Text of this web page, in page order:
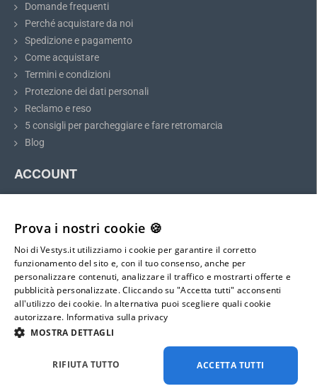
Consiglio:
Prima dell'acquisto, si prega di misurare le dimensioni
della luce della targa e confrontarle con il modello scelto.
Telecamera di retromarcia per Kia Cerato e
La telecamera di retromarcia per Kia Cerato e Ceed
perfettamente nello spazio della luce della targa. L'installazione è
l'installazione, la telecamera fungerà anche da illuminazione
La telecamera di parcheggiosi installa e si collega al monitor
seguendo le istruzioni dettagliate ma sempliciincluse nella
confezione. La telecameradispone di un connettore mini 4-PIN
con un diametro di soli 6 mm
, il che ne facilita il passaggio
all'interno della carrozzeria. Inserendo la retromarcia, la
telecamera e il monitor si attivano automaticamente,
Di serie, la telecamera è dotata di linee guida di distanza statiche
Domande frequenti
Perché acquistare da noi
Spedizione e pagamento
Come acquistare
Termini e condizioni
Protezione dei dati personali
Reclamo e reso
5 consigli per parcheggiare e fare retromarcia
Blog
ACCOUNT
Accesso
Mappa del sito
E-mail:
info@vestys.it
Tutti i diritti riservati © 2026vestys.it
Prova i nostri cookie 🍪
Noi di Vestys.it utilizziamo i cookie per garantire il corretto
funzionamento del sito e, con il tuo consenso, anche per
personalizzare contenuti, analizzare il traffico e mostrarti offerte e
pubblicità personalizzate. Cliccando su "Accetta tutti" acconsenti
all'utilizzo dei cookie. In alternativa puoi scegliere quali cookie
autorizzare. Informativa sulla privacy
MOSTRA DETTAGLI
ACCETTA TUTTI
RIFIUTA TUTTO